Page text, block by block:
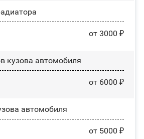
от 3000 ₽
кузова автомобиля
от 6000 ₽
автомобиля
от 5000 ₽